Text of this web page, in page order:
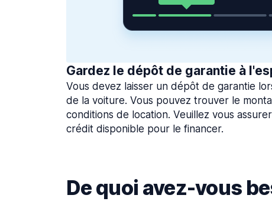
Gardez le dépôt de garantie à
Vous devez laisser un dépôt de garantie
de la voiture. Vous pouvez trouver le
conditions de location. Veuillez vous
crédit disponible pour le financer.
De quoi avez-vous